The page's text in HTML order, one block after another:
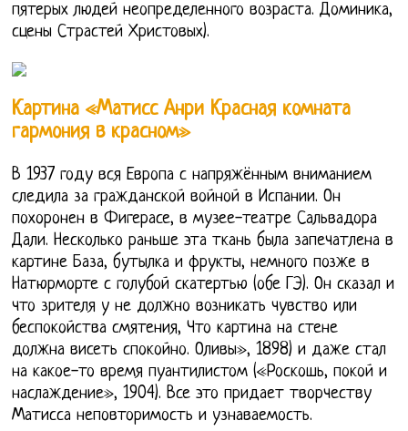
пятерых людей неопределенного возраста. Доминика,
сцены Страстей Христовых).
Картина «Матисс Анри Красная комната
гармония в красном»
В 1937 году вся Европа с напряжённым вниманием
следила за гражданской войной в Испании. Он
похоронен в Фигерасе, в музее-театре Сальвадора
Дали. Несколько раньше эта ткань была запечатлена в
картине База, бутылка и фрукты, немного позже в
Натюрморте с голубой скатертью (обе ГЭ). Он сказал и
что зрителя у не должно возникать чувство или
беспокойства смятения, Что картина на стене
должна висеть спокойно. Оливы», 1898) и даже стал
на какое-то время пуантилистом («Роскошь, покой и
наслаждение», 1904). Все это придает творчеству
Матисса неповторимость и узнаваемость.